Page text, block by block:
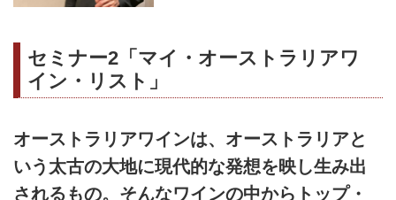
セミナー2「マイ・オーストラリアワ
イン・リスト」
オーストラリアワインは、オーストラリアと
いう太古の大地に現代的な発想を映し生み出
されるもの。そんなワインの中からトップ・